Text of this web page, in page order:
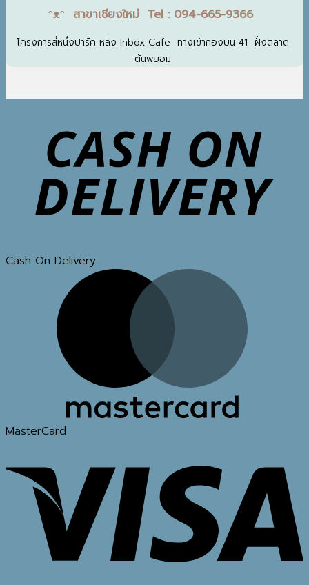
ᵔᴥᵔ สาขาเชียงใหม่ Tel : 094-665-9366
โครงการสี่หนึ่งปาร์ค หลัง Inbox Cafe ทางเข้ากองบิน 41 ฝั่งตลาด
ต้นพยอม
Cash On Delivery
MasterCard